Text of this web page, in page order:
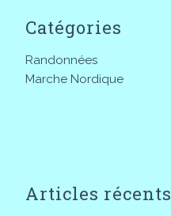
Catégories
Randonnées
Marche Nordique
Articles récents